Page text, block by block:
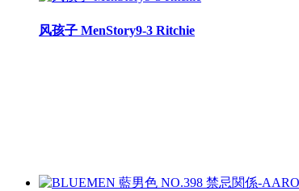
风孩子 MenStory9-3 Ritchie